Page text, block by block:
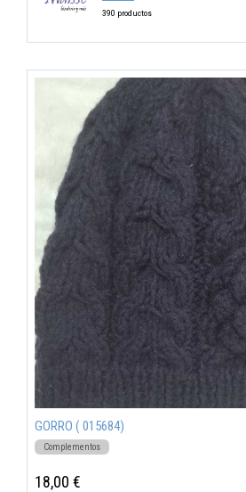
390 productos
GORRO ( 015684)
Complementos
18,00 €